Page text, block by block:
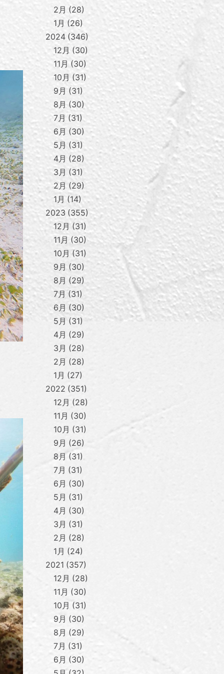
2月
28
1月
26
2024 346
12月 30
11月
30
10月
31
9月
31
8月
30
7月
31
6月
30
5月
31
4月
28
3月
31
2月
29
1月
14
2023 355
12月
31
11月
30
10月
31
9月
30
8月
29
7月
31
6月
30
5月
31
4月
29
3月
28
2月
28
1月
27
2022 351
12月
28
11月
30
10月
31
9月
26
8月 31
7月
31
6月
30
5月
31
4月
30
3月
31
2月
28
1月
24
2021 357
12月
28
11月
30
10月
31
9月
30
8月
29
7月
31
6月
30